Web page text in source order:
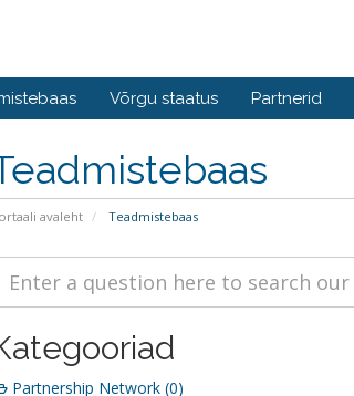
Võrgu staatus Partnerid
avaleht Teadmistebaas
Partnership Network (0)